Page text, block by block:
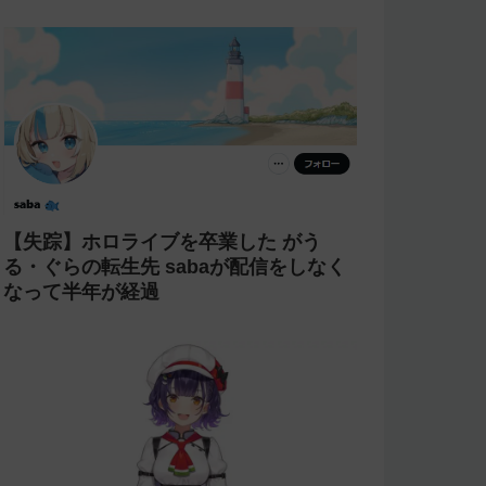
【失踪】ホロライブを卒業した がう
る・ぐらの転生先 sabaが配信をしなく
なって半年が経過